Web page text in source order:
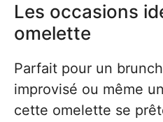
Les occasions
omelette
Parfait pour un
improvisé ou même
cette omelette se